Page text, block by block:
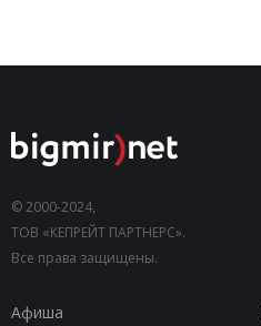
© 2000-2024,
ТОВ «КЕПРЕЙТ ПАРТНЕРС».
Все права защищены.
Афиша